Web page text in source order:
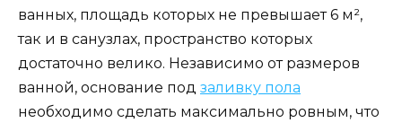
ванных, площадь которых не превышает 6 м²,
так и в санузлах, пространство которых
достаточно велико. Независимо от размеров
ванной, основание под заливку пола
необходимо сделать максимально ровным, что